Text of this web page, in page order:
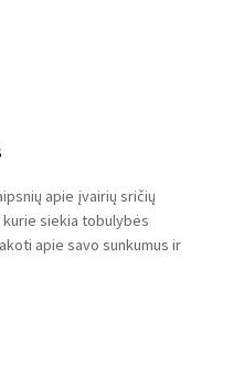
apie įvairių sričių
siekia tobulybės
apie savo sunkumus ir